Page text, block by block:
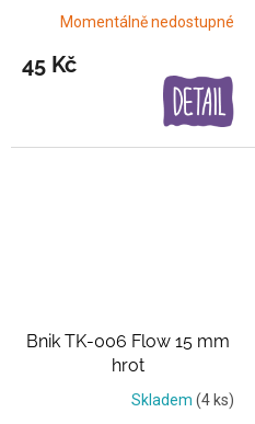
Momentálně nedostupné
45 Kč
Bnik TK-006 Flow 15 mm
hrot
Skladem (4 ks)